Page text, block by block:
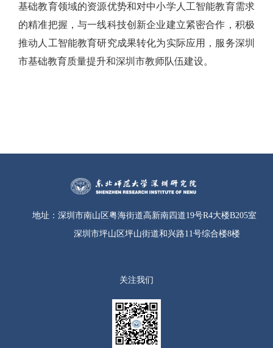
基础教育领域的资源优势和对中小学人工智能教育需求
的精准把握，与一线科技创新企业建立紧密合作，积极
推动人工智能教育研究成果转化为实际应用，服务深圳
市基础教育质量提升和深圳市教师队伍建设。
地址： 深圳市南山区粤海街道高新南四道19号R4大楼B205室
深圳市坪山区坪山街道和兴路11号综合楼8楼
关注我们